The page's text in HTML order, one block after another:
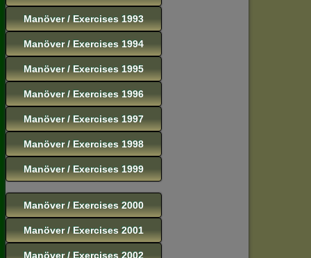
Manöver / Exercises 1993
Manöver / Exercises 1994
Manöver / Exercises 1995
Manöver / Exercises 1996
Manöver / Exercises 1997
Manöver / Exercises 1998
Manöver / Exercises 1999
Manöver / Exercises 2000
Manöver / Exercises 2001
Manöver / Exercises 2002